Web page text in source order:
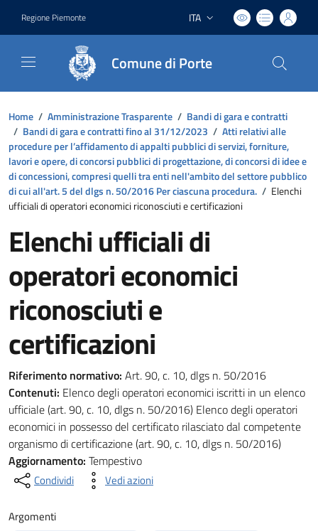
Regione Piemonte Lingua attiva:
ITA
Comune di Porte
Home / Amministrazione Trasparente / Bandi di gara e contratti
/ Bandi di gara e contratti fino al 31/12/2023 / Atti relativi alle
procedure per l’affidamento di appalti pubblici di servizi, forniture,
lavori e opere, di concorsi pubblici di progettazione, di concorsi di idee e
di concessioni, compresi quelli tra enti nell'ambito del settore pubblico
di cui all'art. 5 del dlgs n. 50/2016 Per ciascuna procedura. / Elenchi
ufficiali di operatori economici riconosciuti e certificazioni
Elenchi ufficiali di
operatori economici
riconosciuti e
certificazioni
Riferimento normativo: Art. 90, c. 10, dlgs n. 50/2016
Contenuti: Elenco degli operatori economici iscritti in un elenco
ufficiale (art. 90, c. 10, dlgs n. 50/2016) Elenco degli operatori
economici in possesso del certificato rilasciato dal competente
organismo di certificazione (art. 90, c. 10, dlgs n. 50/2016)
Aggiornamento: Tempestivo
Condividi Vedi azioni
Argomenti